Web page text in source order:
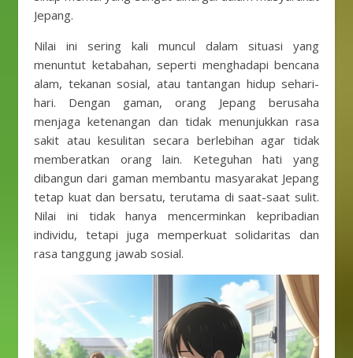
Jepang.
Nilai ini sering kali muncul dalam situasi yang
menuntut ketabahan, seperti menghadapi bencana
alam, tekanan sosial, atau tantangan hidup sehari-
hari. Dengan gaman, orang Jepang berusaha
menjaga ketenangan dan tidak menunjukkan rasa
sakit atau kesulitan secara berlebihan agar tidak
memberatkan orang lain. Keteguhan hati yang
dibangun dari gaman membantu masyarakat Jepang
tetap kuat dan bersatu, terutama di saat-saat sulit.
Nilai ini tidak hanya mencerminkan kepribadian
individu, tetapi juga memperkuat solidaritas dan
rasa tanggung jawab sosial.